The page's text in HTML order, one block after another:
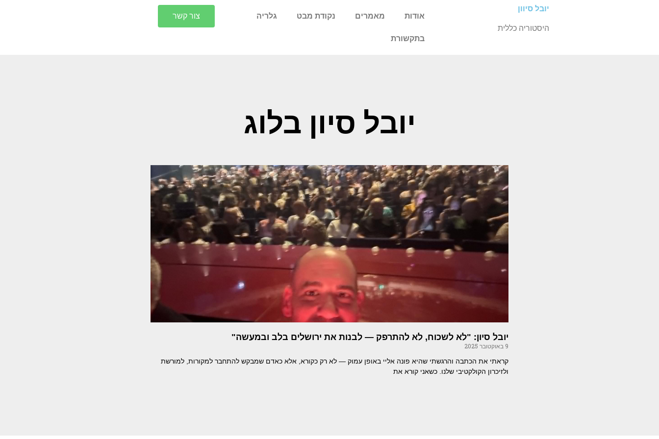
יובל סיוון
היסטוריה כללית
אודות מאמרים נקודת מבט גלריה
בתקשורת
צור קשר
יובל סיון בלוג
יובל סיון: "לא לשכוח, לא להתרפק — לבנות את ירושלים בלב ובמעשה"
9 באוקטובר 2025
קראתי את הכתבה והרגשתי שהיא פונה אליי באופן עמוק — לא רק כקורא, אלא כאדם שמבקש להתחבר למקורות, למורשת
ולזיכרון הקולקטיבי שלנו. כשאני קורא את